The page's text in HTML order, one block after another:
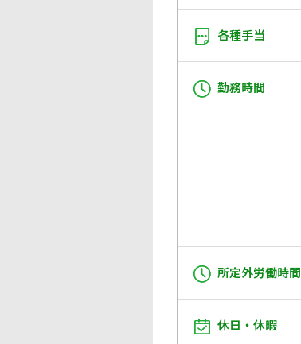
各種手当
勤務時間
所定外労働時間
休日・休暇